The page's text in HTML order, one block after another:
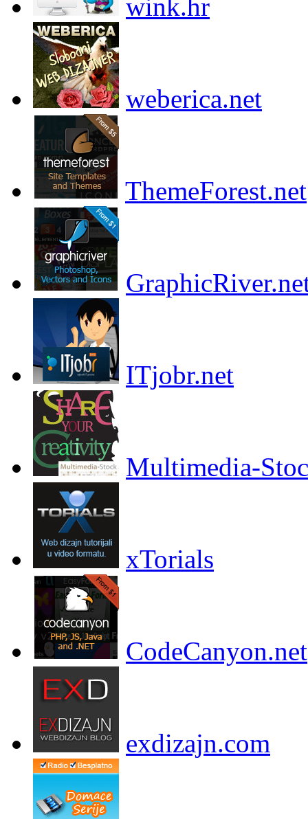
wink.hr
weberica.net
ThemeForest.net
ITjobr.net
Multimedia-
xTorials
CodeCanyon.net
exdizajn.com